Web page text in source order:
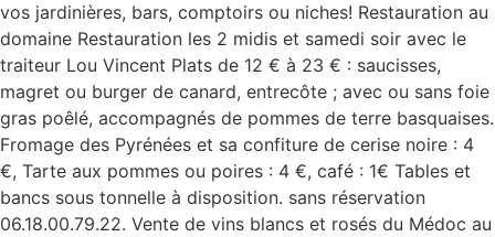
vos jardinières, bars, comptoirs ou niches! Restauration au
domaine Restauration les 2 midis et samedi soir avec le
traiteur Lou Vincent Plats de 12 € à 23 € : saucisses,
magret ou burger de canard, entrecôte ; avec ou sans foie
gras poêlé, accompagnés de pommes de terre basquaises.
Fromage des Pyrénées et sa confiture de cerise noire : 4
€, Tarte aux pommes ou poires : 4 €, café : 1€ Tables et
bancs sous tonnelle à disposition. sans réservation
06.18.00.79.22. Vente de vins blancs et rosés du Médoc au